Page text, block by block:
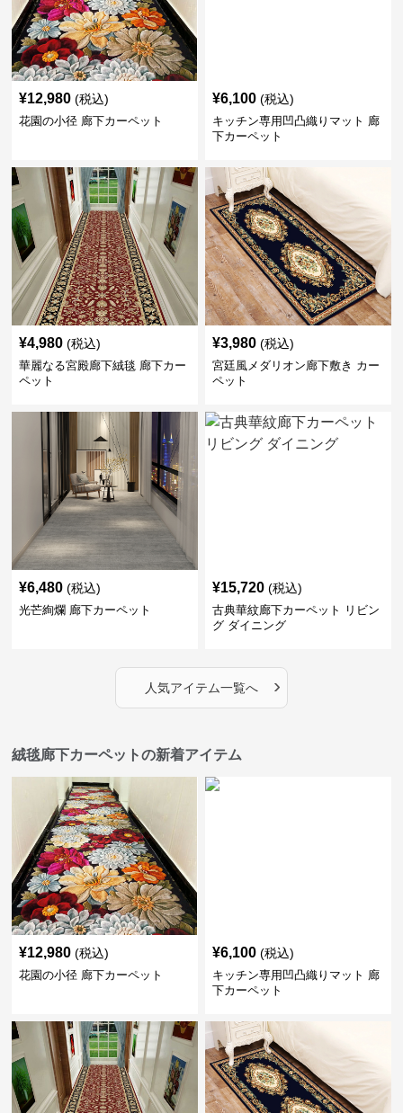
¥12,980 (税込)
花園の小径 廊下カーペット
¥6,100 (税込)
キッチン専用凹凸織りマット 廊
下カーペット
¥4,980 (税込)
華麗なる宮殿廊下絨毯 廊下カー
ペット
¥3,980 (税込)
宮廷風メダリオン廊下敷き カー
ペット
¥6,480 (税込)
光芒絢爛 廊下カーペット
¥15,720 (税込)
古典華紋廊下カーペット リビン
グ ダイニング
人気アイテム一覧へ ›
絨毯廊下カーペットの新着アイテム
¥12,980 (税込)
花園の小径 廊下カーペット
¥6,100 (税込)
キッチン専用凹凸織りマット 廊
下カーペット